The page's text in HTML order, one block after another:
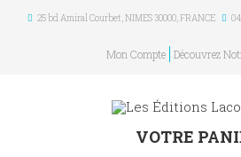
25 bd Amiral Courbet, NIMES 30000,FRANCE
Mon Compte Découvrez
VOTRE